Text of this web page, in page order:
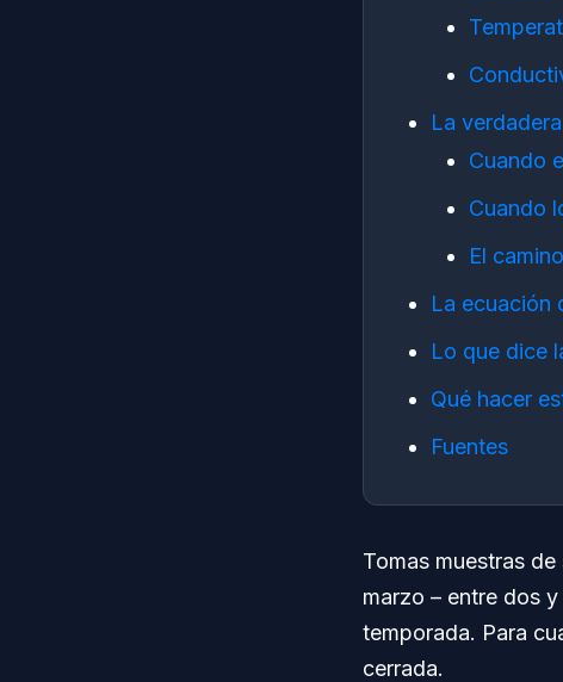
La
Cuando
Cuando
El
La ecuación
Lo que dice
Qué hacer
Fuentes
Tomas muestras
marzo – entre dos
temporada. Para
cerrada.